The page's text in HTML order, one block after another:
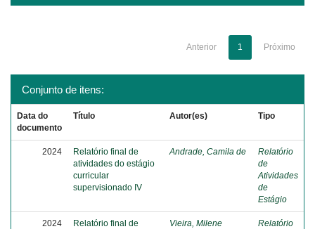
Anterior 1 Próximo
Conjunto de itens:
Data do
documento
Título Autor(es) Tipo
2024
Relatório final de
atividades do estágio
curricular
supervisionado IV
Andrade, Camila de
Relatório
de
Atividades
de
Estágio
2024
Relatório final de
Vieira, Milene
Relatório